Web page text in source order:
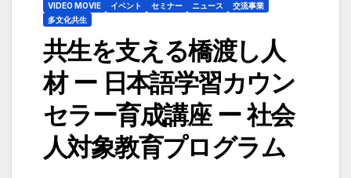
VIDEO MOVIE イベント セミナー ニュース
交流事業
多文化共生
共生を支える橋渡し人
材 ー 日本語学習カウン
セラー育成講座 ー 社会
人対象教育プログラム